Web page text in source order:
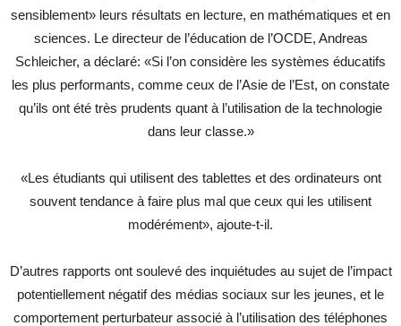
sensiblement» leurs résultats en lecture, en mathématiques et en
sciences. Le directeur de l’éducation de l’OCDE, Andreas
Schleicher, a déclaré: «Si l’on considère les systèmes éducatifs
les plus performants, comme ceux de l’Asie de l’Est, on constate
qu’ils ont été très prudents quant à l’utilisation de la technologie
dans leur classe.»
«Les étudiants qui utilisent des tablettes et des ordinateurs ont
souvent tendance à faire plus mal que ceux qui les utilisent
modérément», ajoute-t-il.
D’autres rapports ont soulevé des inquiétudes au sujet de l’impact
potentiellement négatif des médias sociaux sur les jeunes, et le
comportement perturbateur associé à l’utilisation des téléphones